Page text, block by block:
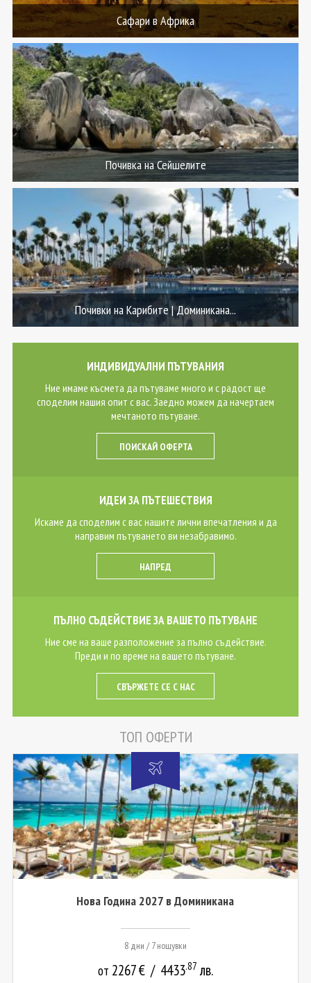
Сафари в Африка
Почивка на Сейшелите
Почивки на Карибите | Доминикана...
ИНДИВИДУАЛНИ ПЪТУВАНИЯ
Ние имаме късмета да пътуваме много и с радост ще
споделим нашия опит с вас. Заедно можем да начертаем
мечтаното пътуване.
ПОИСКАЙ ОФЕРТА
ИДЕИ ЗА ПЪТЕШЕСТВИЯ
Искаме да споделим с вас нашите лични впечатления и да
направим пътуването ви незабравимо.
НАПРЕД
ПЪЛНО СЪДЕЙСТВИЕ ЗА ВАШЕТО ПЪТУВАНЕ
Ние сме на ваше разположение за пълно съдействие.
Преди и по време на вашето пътуване.
СВЪРЖЕТЕ СЕ С НАС
ТОП ОФЕРТИ
Нова Година 2027 в Доминикана
8 дни / 7 нощувки
от 2267€ / 4433.87 лв.